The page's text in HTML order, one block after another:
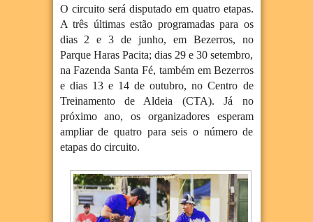
O circuito será disputado em quatro etapas.
A três últimas estão programadas para os
dias 2 e 3 de junho, em Bezerros, no
Parque Haras Pacita; dias 29 e 30 setembro,
na Fazenda Santa Fé, também em Bezerros
e dias 13 e 14 de outubro, no Centro de
Treinamento de Aldeia (CTA). Já no
próximo ano, os organizadores esperam
ampliar de quatro para seis o número de
etapas do circuito.